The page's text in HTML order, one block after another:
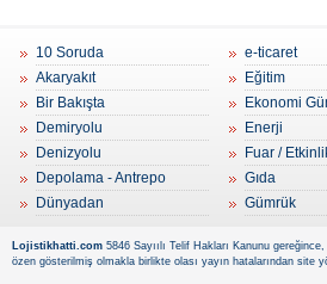
10 Soruda
Akaryakıt
Bir Bakışta
Demiryolu
Denizyolu
Depolama - Antrepo
Dünyadan
e-ticaret
Eğitim
Ekonomi
Enerji
Fuar /
Gıda
Gümrük
Lojistikhatti.com 5846 Sayıılı Telif Hakları Kanunu
özen gösterilmiş olmakla birlikte olası yayın hatalarından site